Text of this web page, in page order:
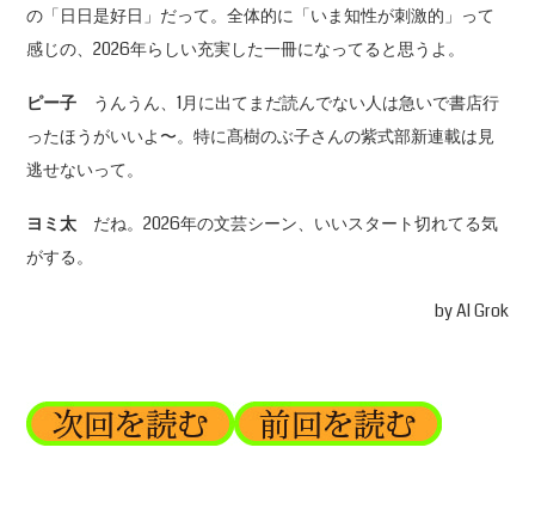
の「日日是好日」だって。全体的に「いま知性が刺激的」って
感じの、2026年らしい充実した一冊になってると思うよ。
ピー子 うんうん、1月に出てまだ読んでない人は急いで書店行
ったほうがいいよ〜。特に髙樹のぶ子さんの紫式部新連載は見
逃せないって。
ヨミ太 だね。2026年の文芸シーン、いいスタート切れてる気
がする。
by AI Grok